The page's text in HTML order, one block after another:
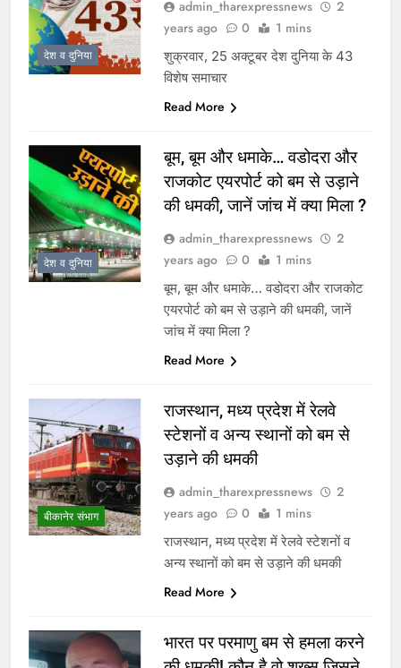
देश व दुनिया
admin_tharexpressnews
2
years ago
0 1 mins
शुक्रवार, 25 अक्टूबर देश दुनिया के 43
विशेष समाचार
Read More
देश व दुनिया
बूम, बूम और धमाके… वडोदरा और
राजकोट एयरपोर्ट को बम से उड़ाने
की धमकी, जानें जांच में क्या मिला ?
admin_tharexpressnews
2
years ago
0 1 mins
बूम, बूम और धमाके… वडोदरा और राजकोट
एयरपोर्ट को बम से उड़ाने की धमकी, जानें
जांच में क्या मिला ?
Read More
बीकानेर संभाग
राजस्थान, मध्य प्रदेश में रेलवे
स्टेशनों व अन्य स्थानों को बम से
उड़ाने की धमकी
admin_tharexpressnews
2
years ago
0 1 mins
राजस्थान, मध्य प्रदेश में रेलवे स्टेशनों व
अन्य स्थानों को बम से उड़ाने की धमकी
Read More
भारत पर परमाणु बम से हमला करने